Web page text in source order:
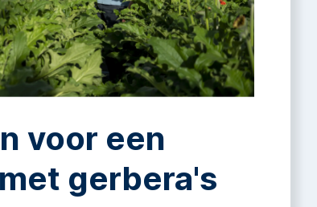
voor een
gerbera's